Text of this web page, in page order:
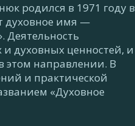
родился в 1971 году в
духовное имя —
Деятельность
духовных ценностей, и
этом направлении. В
и практической
«Духовное